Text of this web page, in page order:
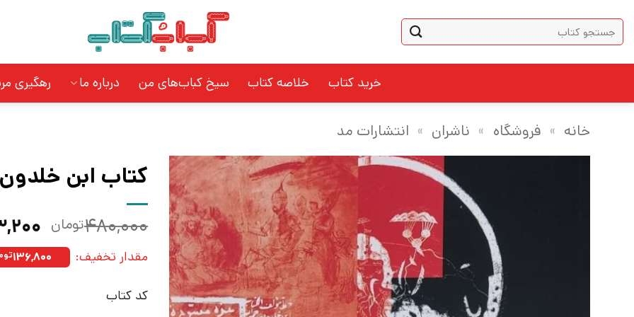
content
جستجو
برای:
خرید کتاب خلاصه کتاب سیخ کباب‌های من درباره ما رهگیری
خانه » فروشگاه » ناشران » انتشارات مد
کتاب ابن
۴۸۰,۰۰۰تومان
مقدار تخفیف: ۱۳۶,۸۰۰
کد کتاب